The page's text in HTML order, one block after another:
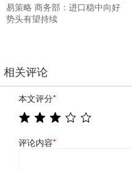
易策略 商务部：进口稳中向好
势头有望持续
相关评论
本文评分*
评论内容*